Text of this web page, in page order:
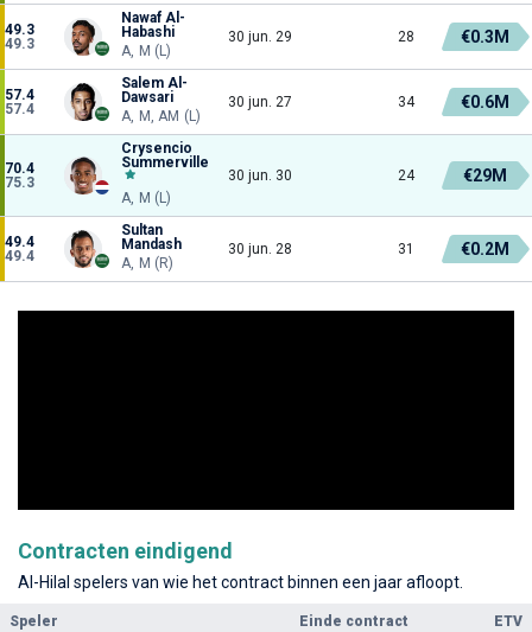
49.3
49.3
Nawaf Al-
Habashi
A, M (L)
30 jun. 29 28 €0.3M
57.4
57.4
Salem Al-
Dawsari
A, M, AM (L)
30 jun. 27 34 €0.6M
70.4
75.3
Crysencio
Summerville
A, M (L)
30 jun. 30 24 €29M
49.4
49.4
Sultan
Mandash
A, M (R)
30 jun. 28 31 €0.2M
Contracten eindigend
Al-Hilal spelers van wie het contract binnen een jaar afloopt.
Speler Einde contract
ETV